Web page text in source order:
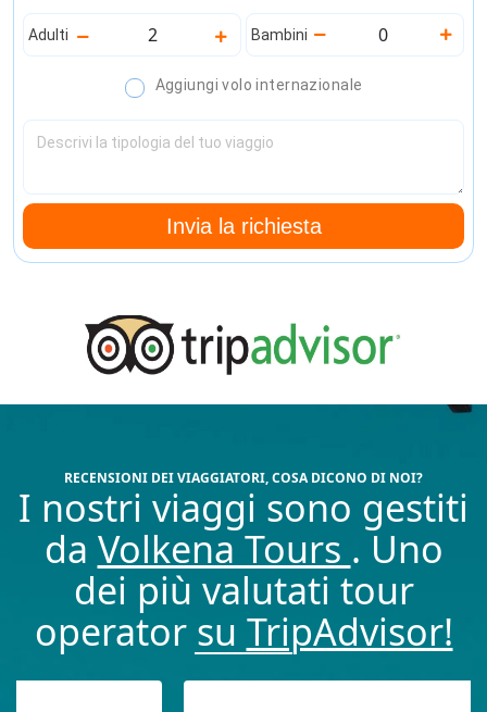
Adulti Bambini
Aggiungi volo internazionale
Invia la richiesta
RECENSIONI DEI VIAGGIATORI, COSA DICONO DI NOI?
I nostri viaggi sono gestiti
da Volkena Tours . Uno
dei più valutati tour
operator su TripAdvisor!